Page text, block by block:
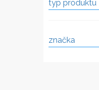
typ produktu
značka